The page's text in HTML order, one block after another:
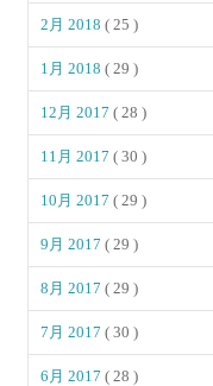
2月 2018( 25 )
1月 2018( 29 )
12月 2017( 28 )
11月 2017( 30 )
10月 2017( 29 )
9月 2017( 29 )
8月 2017( 29 )
7月 2017( 30 )
6月 2017( 28 )